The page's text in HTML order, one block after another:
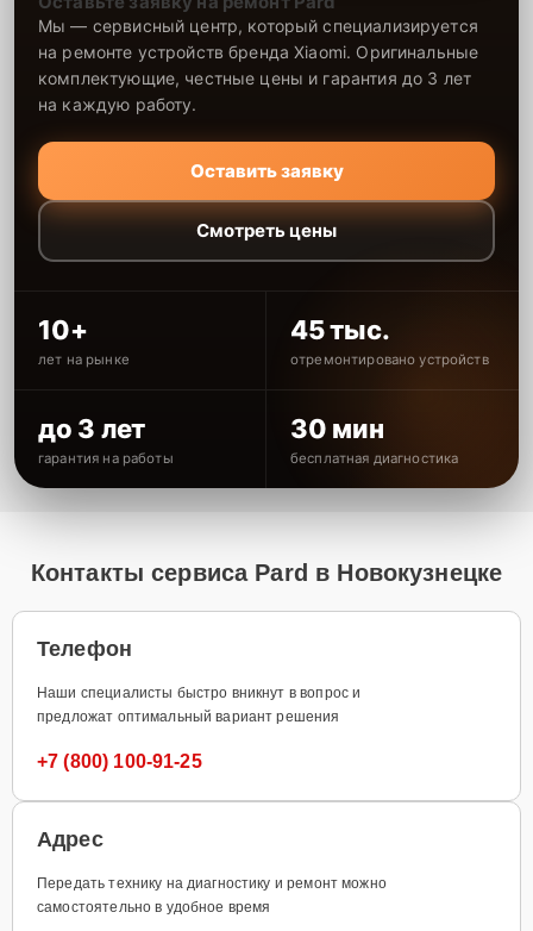
Мы — сервисный центр, который специализируется
на ремонте устройств бренда Xiaomi. Оригинальные
комплектующие, честные цены и гарантия до 3 лет
на каждую работу.
Оставить заявку
Смотреть цены
10+
лет на рынке
45 тыс.
отремонтировано устройств
до 3 лет
гарантия на работы
30 мин
бесплатная диагностика
Контакты сервиса Pard в Новокузнецке
Телефон
Наши специалисты быстро вникнут в вопрос и
предложат оптимальный вариант решения
+7 (800) 100-91-25
Адрес
Передать технику на диагностику и ремонт можно
самостоятельно в удобное время